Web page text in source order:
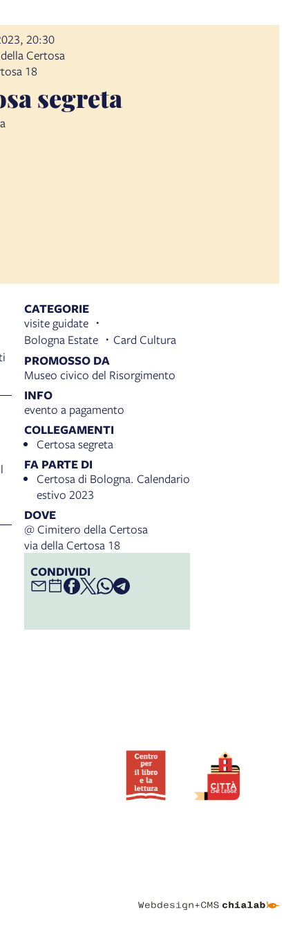
20:30
Certosa
18
segreta
CATEGORIE
visite guidate
Bologna Estate
Card Cultura
PROMOSSO DA
Museo civico del Risorgimento
INFO
evento a pagamento
COLLEGAMENTI
Certosa segreta
FA PARTE DI
Certosa di Bologna. Calendario
estivo 2023
DOVE
@ Cimitero della Certosa
via della Certosa 18
CONDIVIDI